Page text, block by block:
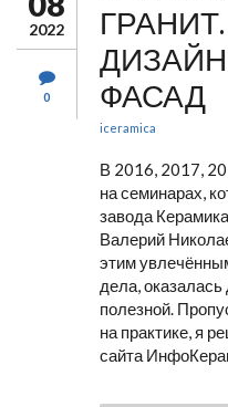
2022
0
ДИЗАЙН
ФАСАД
iceramica
В 2016, 2017,
на семинарах,
завода
Валерий
этим
дела,
полезной.
на практике, я
сайта